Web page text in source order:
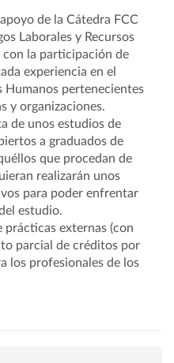
de la Cátedra FCC
Laborales y Recursos
con la participación de
experiencia en el
Humanos pertenecientes
y organizaciones.
de unos estudios de
a graduados de
que procedan de
realizarán unos
para poder enfrentar
estudio.
prácticas externas (con
parcial de créditos por
los profesionales de los